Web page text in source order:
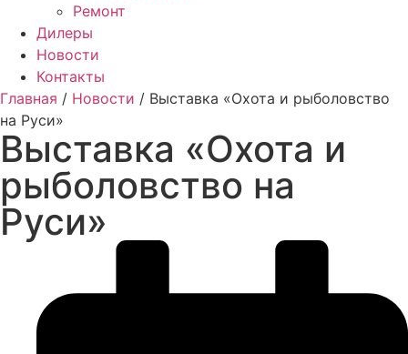
Ремонт
Дилеры
Новости
Контакты
Главная / Новости / Выставка «Охота и рыболовство
на Руси»
Выставка «Охота и
рыболовство на
Руси»